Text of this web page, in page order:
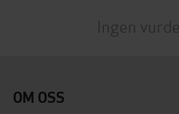
Ingen
OM OSS